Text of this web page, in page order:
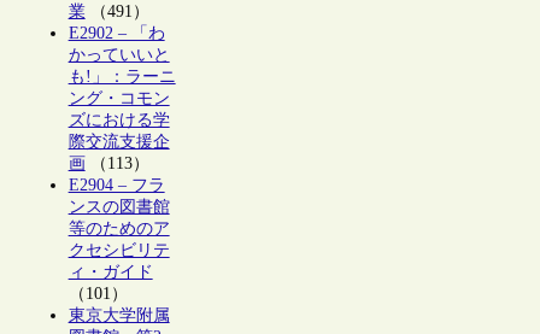
業（491）
E2902 – 「わ
かっていいと
も!」：ラーニ
ング・コモン
ズにおける学
際交流支援企
画 （113）
E2904 – フラ
ンスの図書館
等のためのア
クセシビリテ
ィ・ガイド
（101）
東京大学附属